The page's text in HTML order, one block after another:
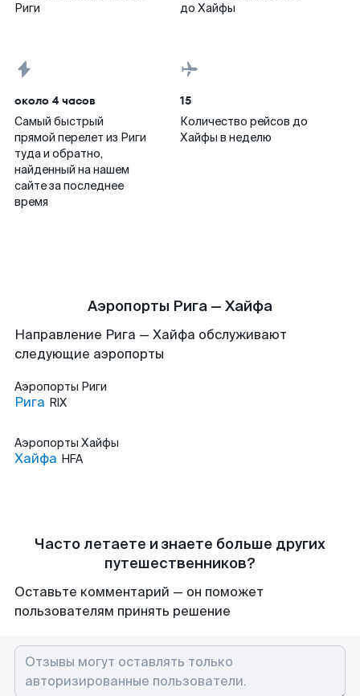
Риги
до Хайфы
около 4 часов
Самый быстрый
прямой перелет из Риги
туда и обратно,
найденный на нашем
сайте за последнее
время
15
Количество рейсов до
Хайфы в неделю
Аэропорты Рига — Хайфа
Направление Рига — Хайфа обслуживают
следующие аэропорты
Аэропорты Риги
Рига RIX
Аэропорты Хайфы
Хайфа HFA
Часто летаете и знаете больше других
путешественников?
Оставьте комментарий — он поможет
пользователям принять решение